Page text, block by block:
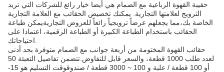
حقيبة القهوة الرباعية مع الصمام هي أيضا خيار رائع للشركات التي تريد
الترويج لعلامتها التجارية. يمكنك تخصيص الحقائب مع العلامة التجارية
الخاصة بك،مما يجعلهم عرضاً ترويجياً رائعاً للعروض التجاريةيمكن طباعة
الحقائب باستخدام الطباعة الكبيرة أو الطباعة الرقمية، اعتمادا على
حقائب القهوة المختومة من أربعة جوانب مع الصمام متوفرة بحد أدنى
لعدد طلب 1000 قطعة، والسعر قابل للتفاوض.تتضمن تفاصيل التعبئة 50
أو 100 قطعة / علبة و 100 ~ 3000 قطعة / صندوقوقت التسليم هو 15-